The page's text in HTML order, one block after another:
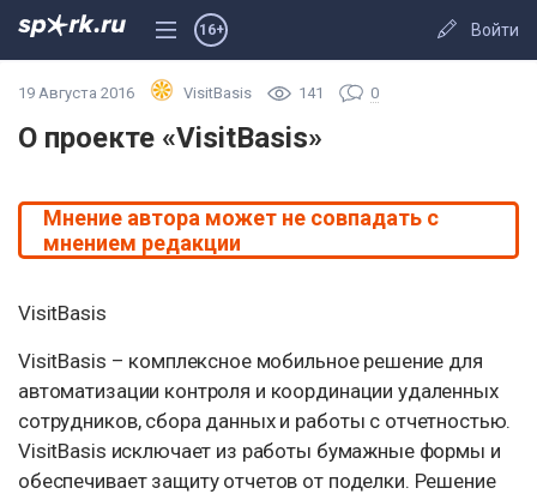
Войти
16+
19 Августа 2016 VisitBasis 141 0
О проекте «VisitBasis»
Мнение автора может не совпадать с
мнением редакции
VisitBasis
VisitBasis – комплексное мобильное решение для
автоматизации контроля и координации удаленных
сотрудников, сбора данных и работы с отчетностью.
VisitBasis исключает из работы бумажные формы и
обеспечивает защиту отчетов от поделки. Решение